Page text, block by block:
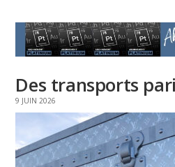
Des transports
9 JUIN 2026